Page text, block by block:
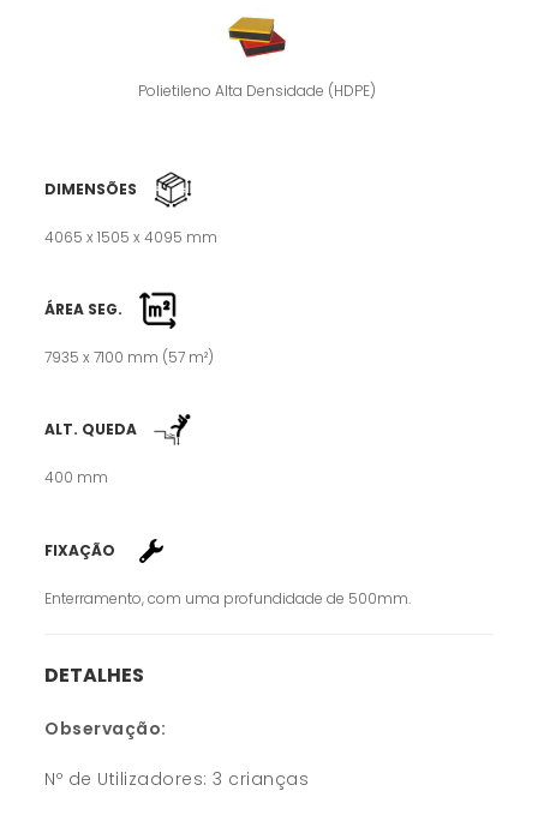
Polietileno Alta Densidade (HDPE)
DIMENSÕES
4065 x 1505 x 4095 mm
ÁREA SEG.
7935 x 7100 mm (57 m²)
ALT. QUEDA
400 mm
FIXAÇÃO
Enterramento, com uma profundidade de 500mm.
DETALHES
Observação:
Nº de Utilizadores: 3 crianças